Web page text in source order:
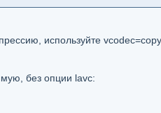
используйте
без опции lavc: